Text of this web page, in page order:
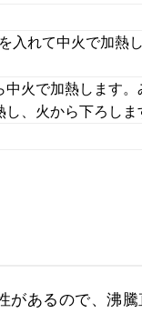
入れて中火で加熱
火で加熱します。
、火から下ろしま
があるので、沸